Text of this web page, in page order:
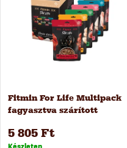
s
e
a
Fitmin For Life Multipack
fagyasztva szárított
5 805 Ft